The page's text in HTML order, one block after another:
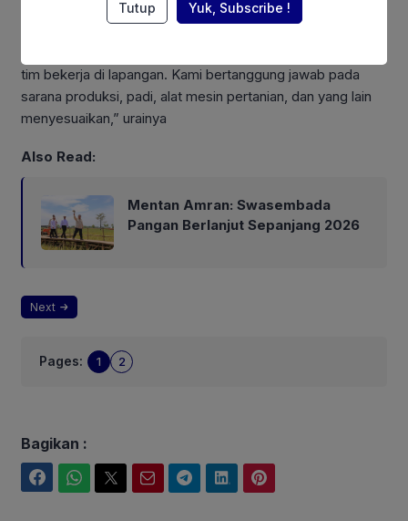
tim bekerja di lapangan. Kami bertanggung jawab pada
sarana produksi, padi, alat mesin pertanian, dan yang lain
menyesuaikan,” urainya
Also Read:
Mentan Amran: Swasembada
Pangan Berlanjut Sepanjang 2026
Next
Pages: 1 2
Bagikan :
Tutup Yuk, Subscribe !